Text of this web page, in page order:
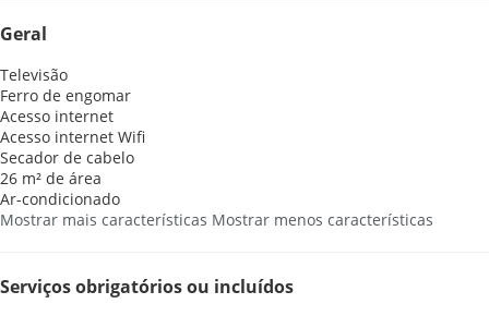
Geral
Televisão
Ferro de engomar
Acesso internet
Acesso internet Wifi
Secador de cabelo
26 m² de área
Ar-condicionado
Mostrar mais características Mostrar menos características
Serviços obrigatórios ou incluídos